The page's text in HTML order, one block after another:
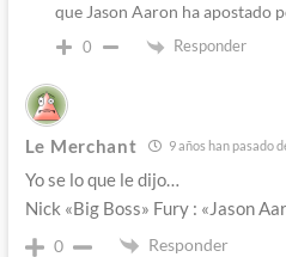
que Jason Aaron ha apostado
0 Responder
Le Merchant 9 años han pasado
Yo se lo que le dijo…
Nick «Big Boss» Fury : «Jason
0 Responder